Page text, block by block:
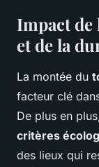
Impact de
et de la
La montée du
facteur clé
De plus en
critères
des lieux qui